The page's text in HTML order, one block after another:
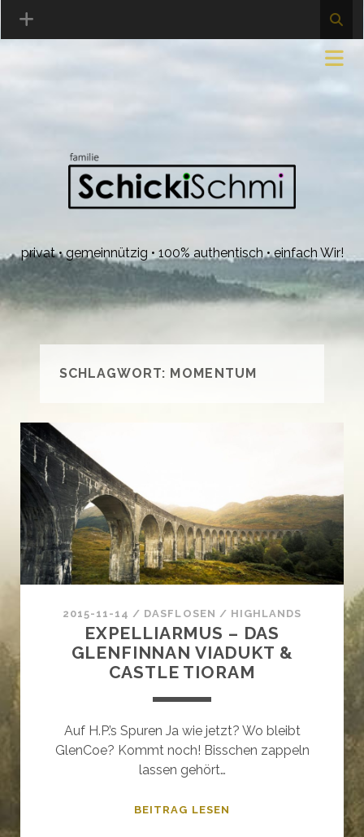
privat • gemeinnützig • 100% authentisch • einfach Wir!
SCHLAGWORT: MOMENTUM
2015-11-14 / DASFLOSEN / HIGHLANDS
EXPELLIARMUS – DAS
GLENFINNAN VIADUKT &
CASTLE TIORAM
Auf H.P.’s Spuren Ja wie jetzt? Wo bleibt
GlenCoe? Kommt noch! Bisschen zappeln
lassen gehört…
BEITRAG LESEN